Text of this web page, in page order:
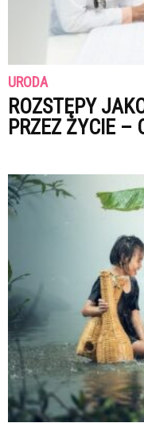
URODA
ROZSTĘPY
PRZEZ ŻYCIE –